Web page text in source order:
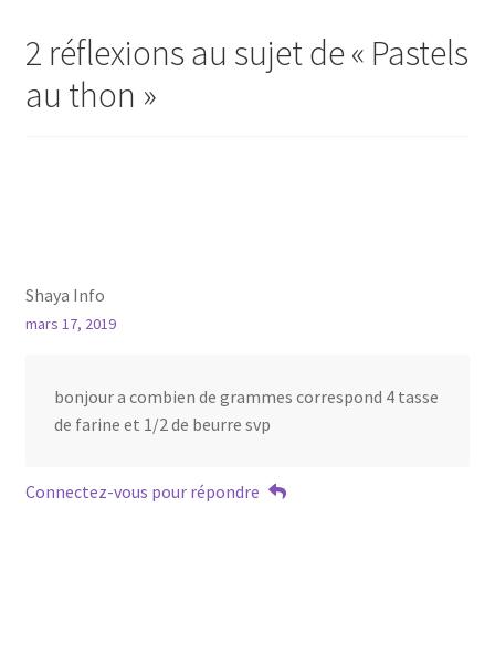
2 réflexions au sujet de « Pastels
au thon »
Shaya Info
mars 17, 2019
bonjour a combien de grammes correspond 4 tasse
de farine et 1/2 de beurre svp
Connectez-vous pour répondre